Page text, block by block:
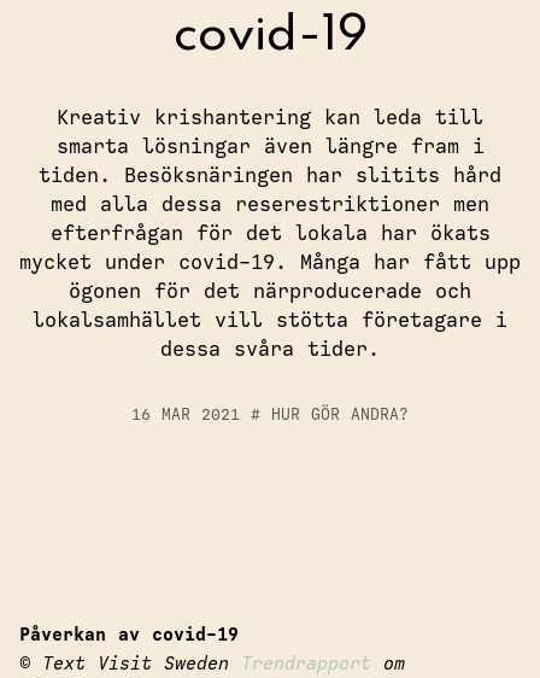
Starta eller etablera ett skolkök
Skapa måltidsupplevelser
covid-19
Kreativ krishantering kan leda till
smarta lösningar även längre fram i
tiden. Besöksnäringen har slitits hård
med alla dessa reserestriktioner men
efterfrågan för det lokala har ökats
mycket under covid-19. Många har fått upp
ögonen för det närproducerade och
lokalsamhället vill stötta företagare i
dessa svåra tider.
16 MAR 2021 # HUR GÖR ANDRA?
Påverkan av covid-19
© Text Visit Sweden Trendrapport om